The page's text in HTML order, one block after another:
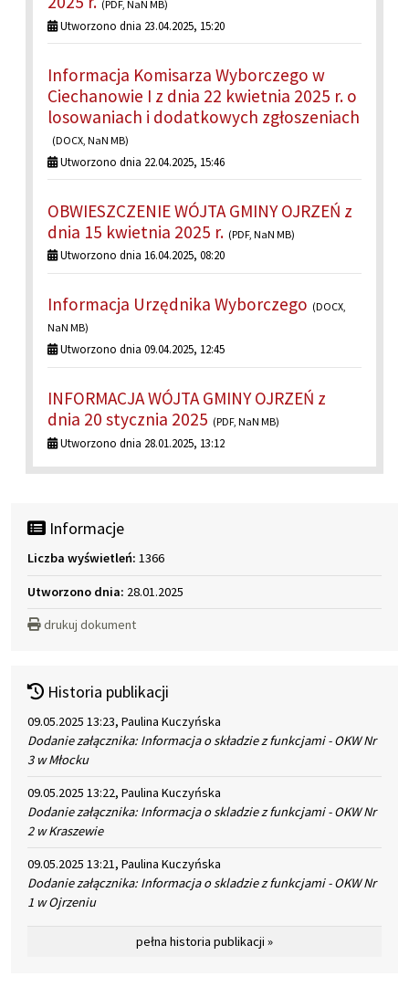
(PDF, NaN MB)
Utworzono dnia 23.04.2025, 15:20
Informacja Komisarza Wyborczego w
Ciechanowie I z dnia 22 kwietnia 2025 r. o
losowaniach i dodatkowych zgłoszeniach
(DOCX, NaN MB)
Utworzono dnia 22.04.2025, 15:46
OBWIESZCZENIE WÓJTA GMINY OJRZEŃ z
dnia 15 kwietnia 2025 r. (PDF, NaN MB)
Utworzono dnia 16.04.2025, 08:20
Informacja Urzędnika Wyborczego (DOCX,
NaN MB)
Utworzono dnia 09.04.2025, 12:45
INFORMACJA WÓJTA GMINY OJRZEŃ z
dnia 20 stycznia 2025 (PDF, NaN MB)
Utworzono dnia 28.01.2025, 13:12
Informacje
Liczba wyświetleń: 1366
Utworzono dnia: 28.01.2025
drukuj dokument
Historia publikacji
09.05.2025 13:23, Paulina Kuczyńska
Dodanie załącznika: Informacja o składzie z funkcjami - OKW Nr
3 w Młocku
09.05.2025 13:22, Paulina Kuczyńska
Dodanie załącznika: Informacja o skladzie z funkcjami - OKW Nr
2 w Kraszewie
09.05.2025 13:21, Paulina Kuczyńska
Dodanie załącznika: Informacja o skladzie z funkcjami - OKW Nr
1 w Ojrzeniu
pełna historia publikacji »